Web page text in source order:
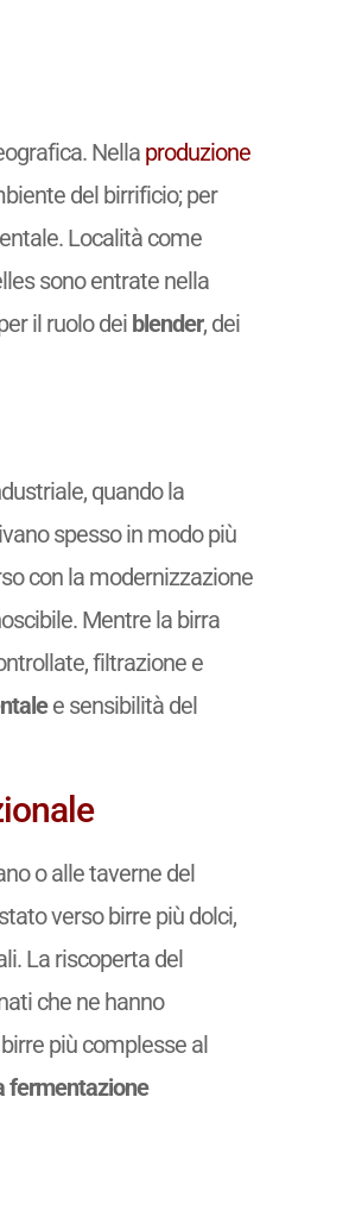
Nella produzione
del birrificio; per
Località come
sono entrate nella
il ruolo dei blender, dei
quando la
spesso in modo più
con la modernizzazione
Mentre la birra
filtrazione e
e sensibilità del
o alle taverne del
verso birre più dolci,
La riscoperta del
che ne hanno
più complesse al
fermentazione